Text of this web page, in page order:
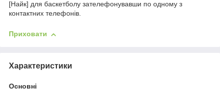
[Найк] для баскетболу зателефонувавши по одному з
контактних телефонів.
Приховати
Характеристики
Основні